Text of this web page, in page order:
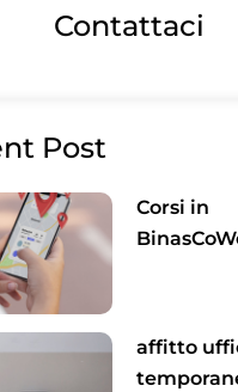
Contattaci
Post
Corsi in
affitto